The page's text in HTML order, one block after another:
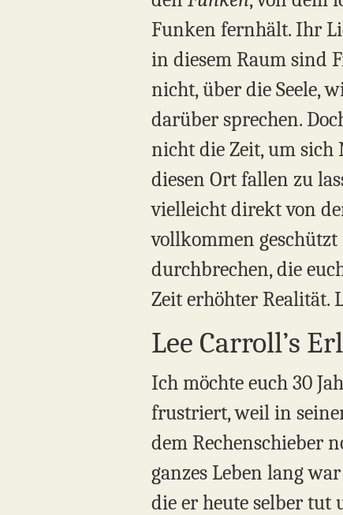
Funken fernhält. Ihr
in diesem Raum sind
nicht, über die Seele,
darüber sprechen.
nicht die Zeit, um sich
diesen Ort fallen zu
vielleicht direkt von
vollkommen
durchbrechen, die
Zeit erhöhter Realität.
Lee Carroll’s
Ich möchte euch 30
frustriert, weil in
dem Rechenschieber
ganzes Leben lang
die er heute selber tut